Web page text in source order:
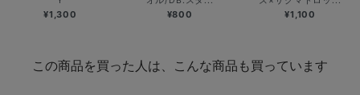
¥1,300 ¥800 ¥1,100
この商品を買った人は、こんな商品も買っています